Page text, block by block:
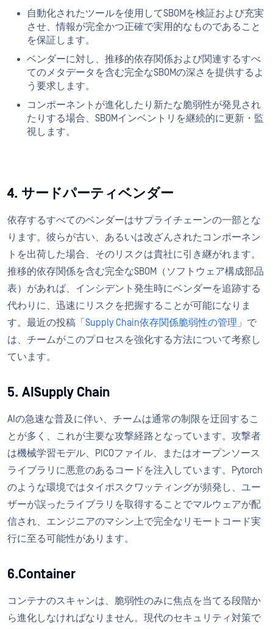
自動化されたツールを使用してSBOMを検証および充実
させ、情報が完全かつ正確で実用的なものであること
を保証します。
ベンダーに対し、推移的依存関係および関連するすべ
てのメタデータを含む完全なSBOMの深さを提供するよ
う要求します。
コンポーネントが進化したり新たな脆弱性が発見され
たりする場合、SBOMインベントリを継続的に更新・監
視します。
4. サードパーティベンダー
依存するすべてのベンダーはサプライチェーンの一部とな
ります。彼らが古い、あるいは改ざんされたコンポーネン
トを出荷した場合、そのリスクは貴社に引き継がれます。
推移的依存関係を含む完全なSBOM（ソフトウェア構成部品
表）があれば、インシデント発生時にベンダーを追跡する
代わりに、迅速にリスクを把握することが可能になりま
す。最近の投稿「 Supply Chain依存関係脆弱性の管理 」で
は、チームがこのプロセスを強化する方法について考察し
ています。
5. AISupply Chain
AIの急速な普及に伴い、チームは通常の制限を迂回するこ
とが多く、これが主要な攻撃経路となっています。攻撃者
は機械学習モデル、PICOファイル、またはオープンソース
ライブラリに悪意のあるコードを注入しています。Pytorch
のような環境ではタイポスクワッティングが頻発し、ユー
ザーが誤ったライブラリを取得することでマルウェアが配
信され、エンジニアのマシン上で完全なリモートコード実
行に至る可能性があります。
6.Container
コンテナのスキャンは、脆弱性のみに焦点を当てる段階か
ら進化しなければなりません。現代のセキュリティ対策で